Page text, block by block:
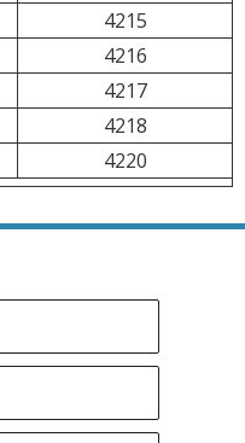
4215
4216
4217
4218
4220